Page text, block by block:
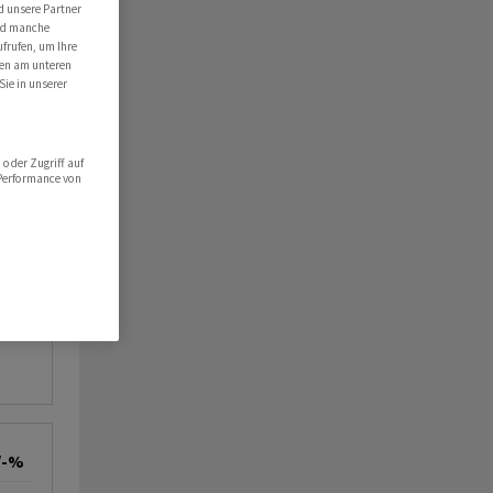
%
unsere Partner
manche
um Ihre
am unteren
in unserer
oder Zugriff auf
von